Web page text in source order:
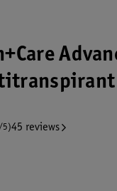
5)45 reviews